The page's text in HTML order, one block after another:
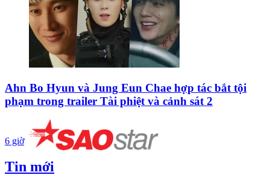
Ahn Bo Hyun và Jung Eun Chae hợp tác bắt tội
phạm trong trailer Tài phiệt và cảnh sát 2
6 giờ
Tin mới